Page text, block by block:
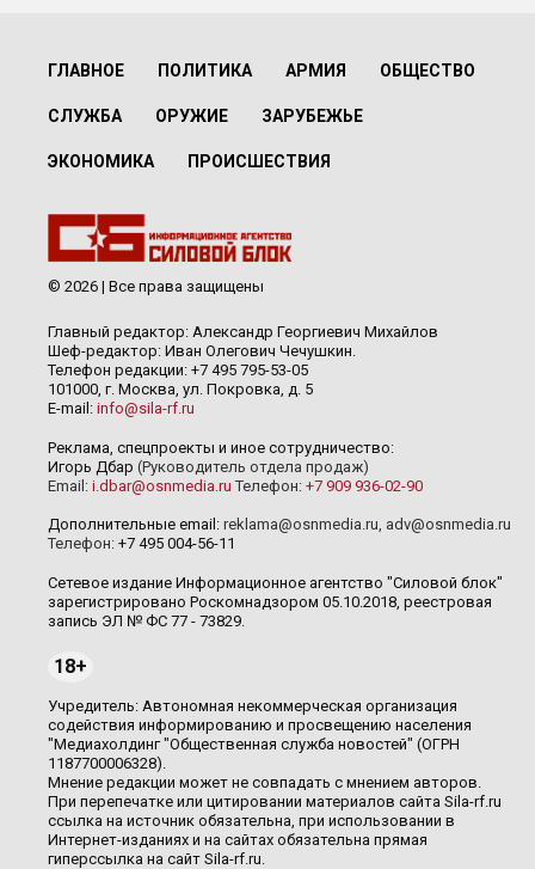
ГЛАВНОЕ ПОЛИТИКА АРМИЯ ОБЩЕСТВО
СЛУЖБА ОРУЖИЕ ЗАРУБЕЖЬЕ
ЭКОНОМИКА ПРОИСШЕСТВИЯ
© 2026 | Все права защищены
Главный редактор: Александр Георгиевич Михайлов
Шеф-редактор: Иван Олегович Чечушкин.
Телефон редакции: +7 495 795-53-05
101000, г. Москва, ул. Покровка, д. 5
E-mail: info@sila-rf.ru
Реклама, спецпроекты и иное сотрудничество:
Игорь Дбар (Руководитель отдела продаж)
Email: i.dbar@osnmedia.ru Телефон: +7 909 936-02-90
Дополнительные email: reklama@osnmedia.ru, adv@osnmedia.ru
Телефон: +7 495 004-56-11
Сетевое издание Информационное агентство "Силовой блок"
зарегистрировано Роскомнадзором 05.10.2018, реестровая
запись ЭЛ № ФС 77 - 73829.
18+
Учредитель: Автономная некоммерческая организация
содействия информированию и просвещению населения
"Медиахолдинг "Общественная служба новостей" (ОГРН
1187700006328).
Мнение редакции может не совпадать с мнением авторов.
При перепечатке или цитировании материалов сайта Sila-rf.ru
ссылка на источник обязательна, при использовании в
Интернет-изданиях и на сайтах обязательна прямая
гиперссылка на сайт Sila-rf.ru.